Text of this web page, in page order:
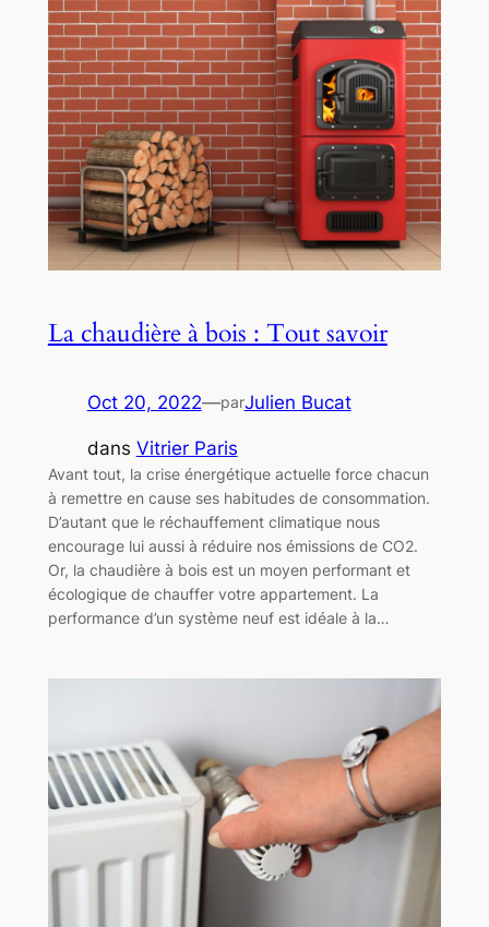
La chaudière à bois : Tout savoir
Oct 20, 2022—parJulien Bucat
dans Vitrier Paris
Avant tout, la crise énergétique actuelle force chacun
à remettre en cause ses habitudes de consommation.
D’autant que le réchauffement climatique nous
encourage lui aussi à réduire nos émissions de CO2.
Or, la chaudière à bois est un moyen performant et
écologique de chauffer votre appartement. La
performance d’un système neuf est idéale à la…